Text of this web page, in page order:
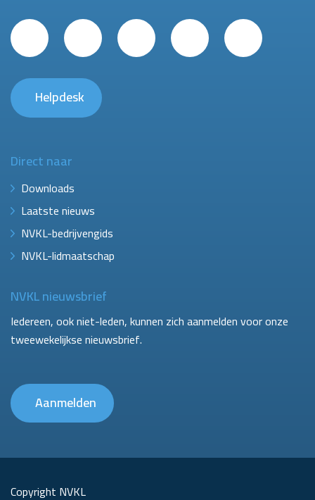
Helpdesk
Direct naar
Downloads
Laatste nieuws
NVKL-bedrijvengids
NVKL-lidmaatschap
NVKL nieuwsbrief
Iedereen, ook niet-leden, kunnen zich aanmelden voor onze
tweewekelijkse nieuwsbrief.
Aanmelden
Copyright NVKL